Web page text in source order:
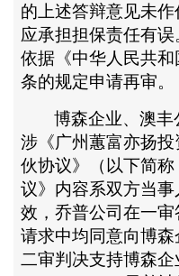
的上述答辩意见未
应承担担保责任有
依据《中华人民共
条的规定申请再审。
博森企业、澳
涉《广州蕙富亦扬
伙协议》（以下简
议》内容系双方当
效，乔普公司在一
请求中均同意向博森
二审判决支持博森